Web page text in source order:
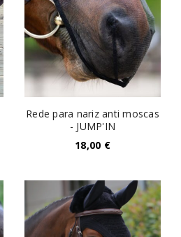
Rede para nariz anti moscas
- JUMP'IN
18,00 €